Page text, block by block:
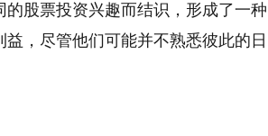
股票投资兴趣而结识，形成了一种
，尽管他们可能并不熟悉彼此的日